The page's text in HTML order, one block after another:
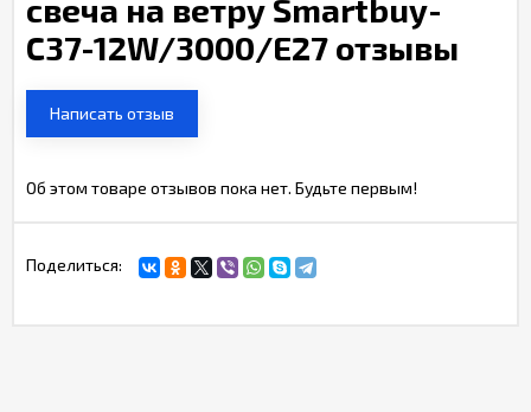
свеча на ветру Smartbuy-
C37-12W/3000/E27 отзывы
Написать отзыв
Об этом товаре отзывов пока нет. Будьте первым!
Поделиться: